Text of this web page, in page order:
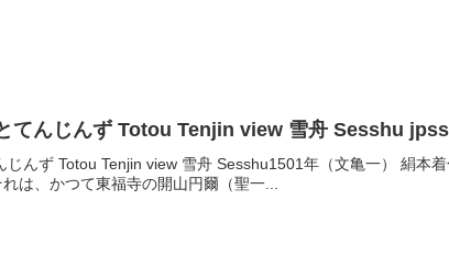
てんじんず Totou Tenjin view 雪舟 Sesshu
じんず Totou Tenjin view 雪舟 Sesshu1501年（文亀一） 絹
は、かつて東福寺の開山円爾（聖一...